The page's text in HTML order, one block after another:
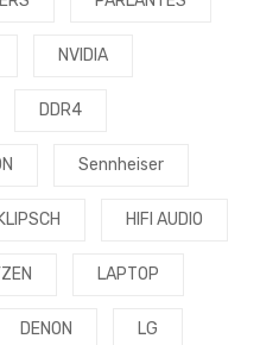
NVIDIA
DDR4
Sennheiser
KLIPSCH HIFI AUDIO
LAPTOP
DENON LG